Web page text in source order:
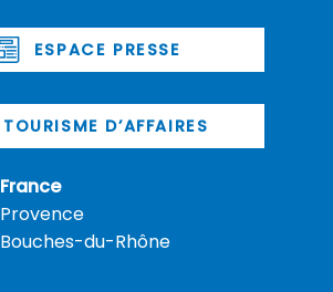
ESPACE PRESSE
TOURISME D’AFFAIRES
France
Provence
Bouches-du-Rhône